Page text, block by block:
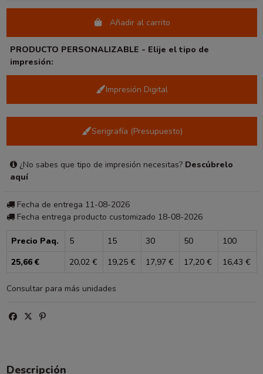
Añadir al carrito
PRODUCTO PERSONALIZABLE - Elije el tipo de
impresión:
Impresión Digital
Serigrafía (Presupuesto)
¿No sabes que tipo de impresión necesitas?Descúbrelo
aquí
Fecha de entrega 11-08-2026
Fecha entrega producto customizado 18-08-2026
Precio Paq. 5 15 30 50
100
25,66 €
20,02 € 19,25 € 17,97 € 17,20 € 16,43 €
Consultar para más unidades
Descripción